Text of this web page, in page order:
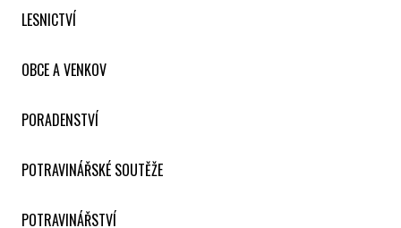
LESNICTVÍ
OBCE A VENKOV
PORADENSTVÍ
POTRAVINÁŘSKÉ SOUTĚŽE
POTRAVINÁŘSTVÍ